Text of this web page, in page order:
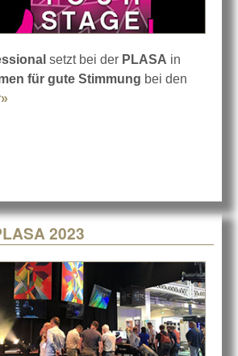
setzt bei der PLASA in
für gute Stimmung bei den
2023